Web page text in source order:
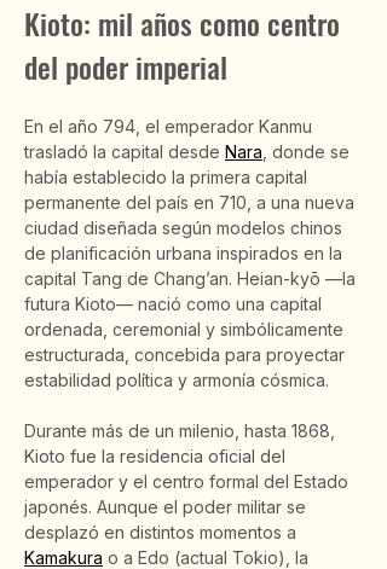
Kioto: mil años como centro
del poder imperial
En el año 794, el emperador Kanmu
trasladó la capital desde Nara , donde se
había establecido la primera capital
permanente del país en 710, a una nueva
ciudad diseñada según modelos chinos
de planificación urbana inspirados en la
capital Tang de Chang’an. Heian-kyō —la
futura Kioto— nació como una capital
ordenada, ceremonial y simbólicamente
estructurada, concebida para proyectar
estabilidad política y armonía cósmica.
Durante más de un milenio, hasta 1868,
Kioto fue la residencia oficial del
emperador y el centro formal del Estado
japonés. Aunque el poder militar se
desplazó en distintos momentos a
Kamakura o a Edo (actual Tokio), la